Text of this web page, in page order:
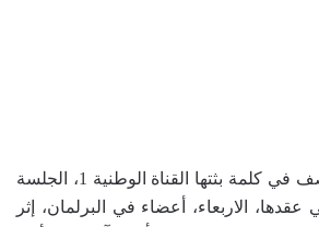
وكان رئيس الدولة وصف في كلمة بثتها القناة الوطنية 1، الجلسة
عقدها، الاربعاء، أعضاء في البرلمان، إثر